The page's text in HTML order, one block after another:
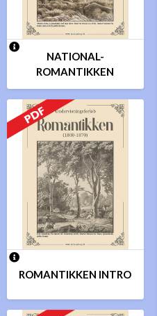
NATIONAL-
ROMANTIKKEN
ROMANTIKKEN INTRO